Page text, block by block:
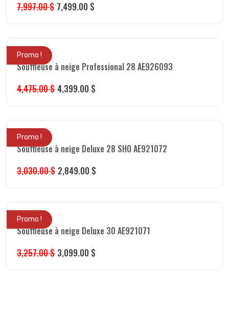
7,997.00$ 7,499.00 $
Promo !
Souffleuse à neige Professional 28 AE926093
4,475.00$ 4,399.00 $
Promo !
Souffleuse à neige Deluxe 28 SHO AE921072
3,030.00$ 2,849.00 $
Promo !
Souffleuse à neige Deluxe 30 AE921071
3,257.00$ 3,099.00 $